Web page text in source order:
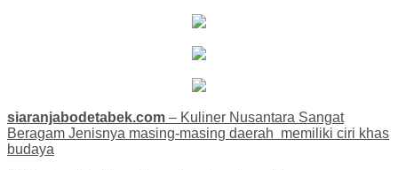
siaranjabodetabek.com – Kuliner Nusantara Sangat
Beragam Jenisnya masing-masing daerah memiliki ciri khas
budaya